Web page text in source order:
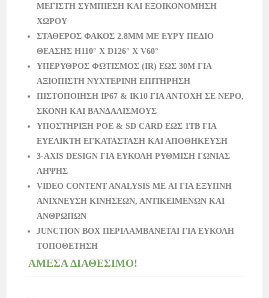
ΜΕΓΙΣΤΗ ΣΥΜΠΙΕΣΗ ΚΑΙ ΕΞΟΙΚΟΝΟΜΗΣΗ
ΧΩΡΟΥ
ΣΤΑΘΕΡΟΣ ΦΑΚΟΣ 2.8MM ΜΕ ΕΥΡΥ ΠΕΔΙΟ
ΘΕΑΣΗΣ H110° X D126° X V60°
ΥΠΕΡΥΘΡΟΣ ΦΩΤΙΣΜΟΣ (IR) ΕΩΣ 30M ΓΙΑ
ΑΞΙΟΠΙΣΤΗ ΝΥΧΤΕΡΙΝΗ ΕΠΙΤΗΡΗΣΗ
ΠΙΣΤΟΠΟΙΗΣΗ IP67 & IK10 ΓΙΑ ΑΝΤΟΧΗ ΣΕ ΝΕΡΟ,
ΣΚΟΝΗ ΚΑΙ ΒΑΝΔΑΛΙΣΜΟΥΣ
ΥΠΟΣΤΗΡΙΞΗ POE & SD CARD ΕΩΣ 1TB ΓΙΑ
ΕΥΕΛΙΚΤΗ ΕΓΚΑΤΑΣΤΑΣΗ ΚΑΙ ΑΠΟΘΗΚΕΥΣΗ
3-AXIS DESIGN ΓΙΑ ΕΥΚΟΛΗ ΡΥΘΜΙΣΗ ΓΩΝΙΑΣ
ΛΗΨΗΣ
VIDEO CONTENT ANALYSIS ΜΕ AI ΓΙΑ ΕΞΥΠΝΗ
ΑΝΙΧΝΕΥΣΗ ΚΙΝΗΣΕΩΝ, ΑΝΤΙΚΕΙΜΕΝΩΝ ΚΑΙ
ΑΝΘΡΩΠΩΝ
JUNCTION BOX ΠΕΡΙΛΑΜΒΑΝΕΤΑΙ ΓΙΑ ΕΥΚΟΛΗ
ΤΟΠΟΘΕΤΗΣΗ
ΑΜΕΣΑ ΔΙΑΘΕΣΙΜΟ!